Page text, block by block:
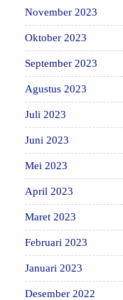
November 2023
Oktober 2023
September 2023
Agustus 2023
Juli 2023
Juni 2023
Mei 2023
April 2023
Maret 2023
Februari 2023
Januari 2023
Desember 2022